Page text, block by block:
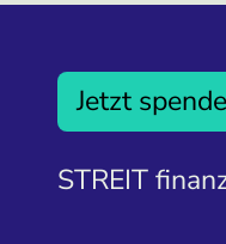
Jetzt
STREIT